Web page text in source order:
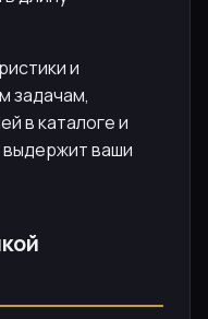
и
задачам,
в каталоге и
выдержит ваши